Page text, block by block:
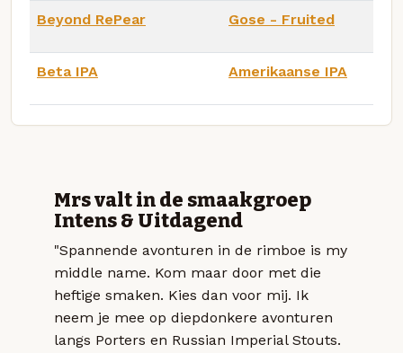
Beyond RePear Gose - Fruited
Beta IPA Amerikaanse IPA
Mrs valt in de smaakgroep
Intens & Uitdagend
"Spannende avonturen in de rimboe is my
middle name. Kom maar door met die
heftige smaken. Kies dan voor mij. Ik
neem je mee op diepdonkere avonturen
langs Porters en Russian Imperial Stouts.